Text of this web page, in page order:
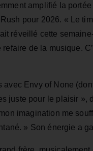
amplifié la
pour 2026. « Le
réveillé cette
de la musique.
avec Envy of None
juste pour le plaisir »,
imagination me
» Son énergie a